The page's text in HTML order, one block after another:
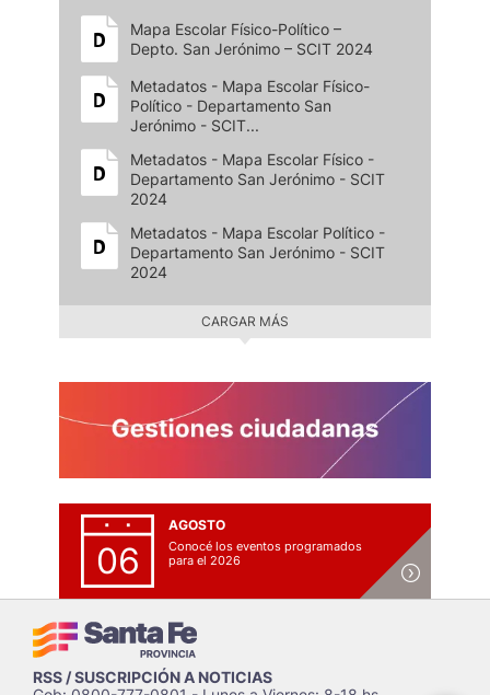
Mapa Escolar Físico-Político –
Depto. San Jerónimo – SCIT 2024
Metadatos - Mapa Escolar Físico-
Político - Departamento San
Jerónimo - SCIT...
Metadatos - Mapa Escolar Físico -
Departamento San Jerónimo - SCIT
2024
Metadatos - Mapa Escolar Político -
Departamento San Jerónimo - SCIT
2024
CARGAR MÁS
06
AGOSTO
Conocé los eventos programados
para el 2026
RSS / SUSCRIPCIÓN A NOTICIAS